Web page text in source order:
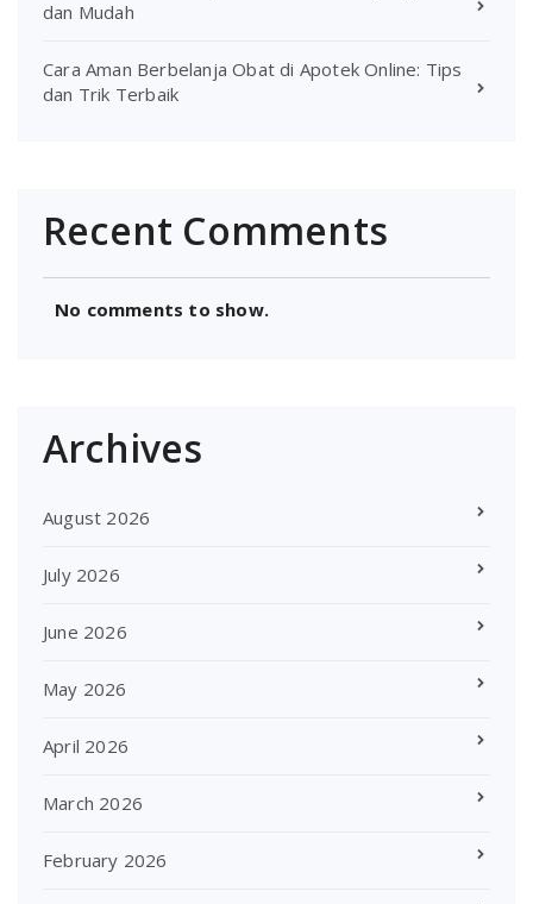
dan Mudah
Cara Aman Berbelanja Obat di Apotek Online: Tips
dan Trik Terbaik
Recent Comments
No comments to show.
Archives
August 2026
July 2026
June 2026
May 2026
April 2026
March 2026
February 2026